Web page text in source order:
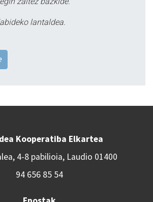
lantaldea.
Kooperatiba Elkartea
4-8 pabilioia, Laudio 01400
94 656 85 54